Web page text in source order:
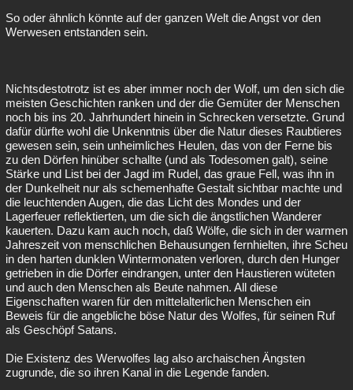
So oder ähnlich könnte auf der ganzen Welt die Angst vor den
Werwesen entstanden sein.
Nichtsdestotrotz ist es aber immer noch der Wolf, um den sich die
meisten Geschichten ranken und der die Gemüter der Menschen
noch bis ins 20. Jahrhundert hinein in Schrecken versetzte. Grund
dafür dürfte wohl die Unkenntnis über die Natur dieses Raubtieres
gewesen sein, sein unheimliches Heulen, das von der Ferne bis
zu den Dörfen hinüber schallte (und als Todesomen galt), seine
Stärke und List bei der Jagd im Rudel, das graue Fell, was ihn in
der Dunkelheit nur als schemenhafte Gestalt sichtbar machte und
die leuchtenden Augen, die das Licht des Mondes und der
Lagerfeuer reflektierten, um die sich die ängstlichen Wanderer
kauerten. Dazu kam auch noch, daß Wölfe, die sich in der warmen
Jahreszeit von menschlichen Behausungen fernhielten, ihre Scheu
in den harten dunklen Wintermonaten verloren, durch den Hunger
getrieben in die Dörfer eindrangen, unter den Haustieren wüteten
und auch den Menschen als Beute nahmen. All diese
Eigenschaften waren für den mittelalterlichen Menschen ein
Beweis für die angebliche böse Natur des Wolfes, für seinen Ruf
als Geschöpf Satans.
Die Existenz des Werwolfes lag also archaischen Ängsten
zugrunde, die so ihren Kanal in die Legende fanden.